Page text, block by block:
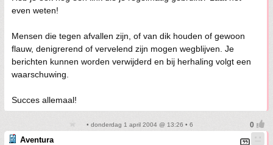
even weten!
Mensen die tegen afvallen zijn, of van dik houden of gewoon
flauw, denigrerend of vervelend zijn mogen wegblijven. Je
berichten kunnen worden verwijderd en bij herhaling volgt een
waarschuwing.
Succes allemaal!
• donderdag 1 april 2004 @ 13:26 • 6
Aventura